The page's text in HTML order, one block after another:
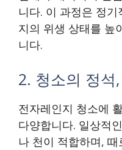
니다. 이 과정은 정
지의 위생 상태를 높
니다.
2. 청소의 정석
전자레인지 청소에
다양합니다. 일상적
나 천이 적합하며,